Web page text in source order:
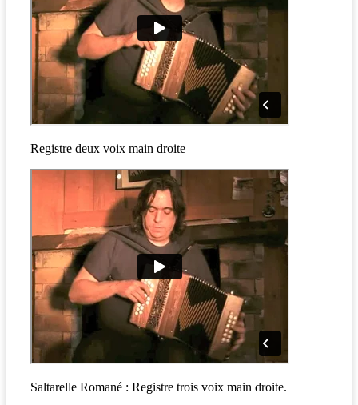
Registre deux voix main droite
Saltarelle Romané : Registre trois voix main droite.